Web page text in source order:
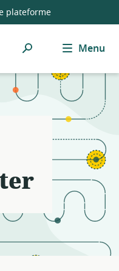
plateforme
Rechercher Menu